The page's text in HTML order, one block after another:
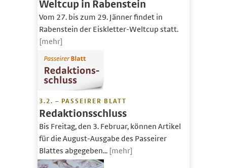
Weltcup in Rabenstein
Vom 27. bis zum 29. Jänner findet in
Rabenstein der Eiskletter-Weltcup statt.
[mehr]
3.2. – PASSEIRER BLATT
Redaktionsschluss
Bis Freitag, den 3. Februar, können Artikel
für die August-Ausgabe des Passeirer
Blattes abgegeben... [mehr]